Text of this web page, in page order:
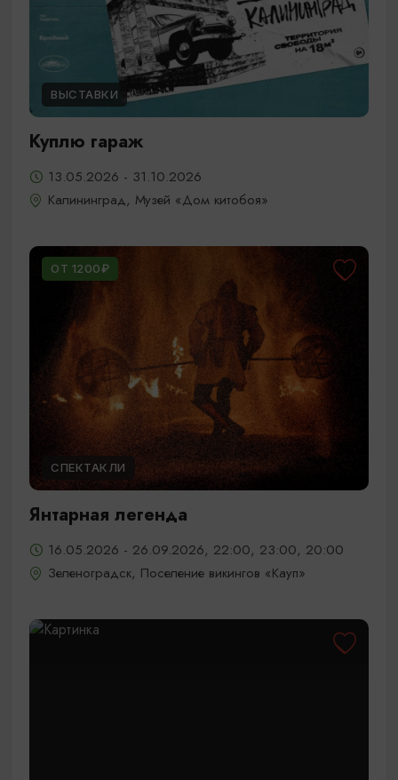
ВЫСТАВКИ
Куплю гараж
13.05.2026 - 31.10.2026
Калининград, Музей «Дом китобоя»
ОТ 1200₽
СПЕКТАКЛИ
Янтарная легенда
16.05.2026 - 26.09.2026, 22:00, 23:00, 20:00
Зеленоградск, Поселение викингов «Кауп»